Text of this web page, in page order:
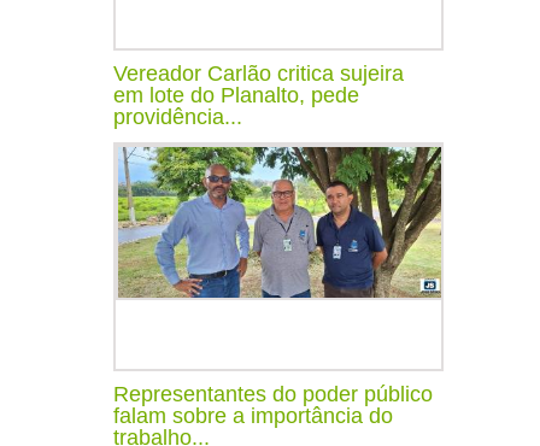
Vereador Carlão critica sujeira
em lote do Planalto, pede
providência...
Representantes do poder público
falam sobre a importância do
trabalho...